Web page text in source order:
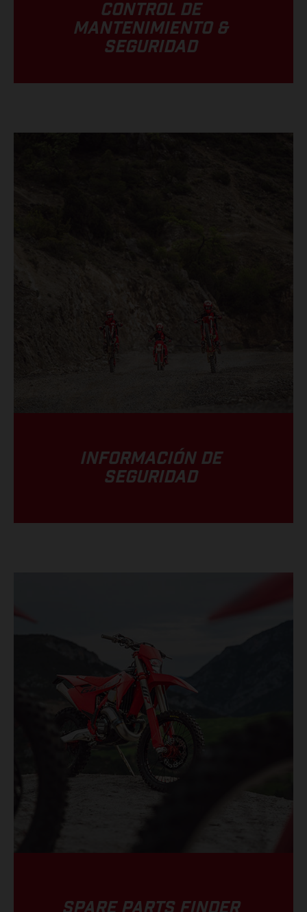
CONTROL DE
MANTENIMIENTO &
SEGURIDAD
INFORMACIÓN DE
SEGURIDAD
SPARE PARTS FINDER